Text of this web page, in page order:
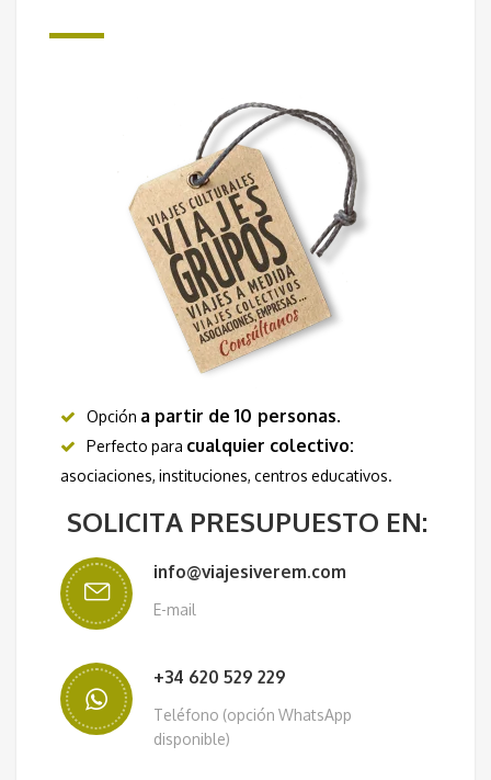
Opción a partir de 10 personas.
Perfecto para cualquier colectivo:
asociaciones, instituciones, centros educativos.
SOLICITA PRESUPUESTO EN:
info@viajesiverem.com
E-mail
+34 620 529 229
Teléfono (opción WhatsApp
disponible)